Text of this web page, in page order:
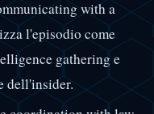
with a
l'episodio come
gathering e
dell'insider.